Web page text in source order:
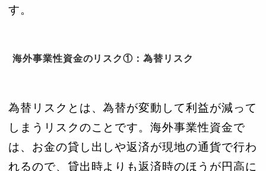
す。
海外事業性資金のリスク①：為替リスク
為替リスクとは、為替が変動して利益が減って
しまうリスクのことです。海外事業性資金で
は、お金の貸し出しや返済が現地の通貨で行わ
れるので、貸出時よりも返済時のほうが円高に